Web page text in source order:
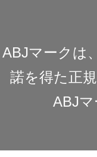
ABJマークは
諾を得た正
ABJ